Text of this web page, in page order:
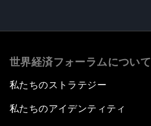
世界経済フォーラムについて
私たちのストラテジー
私たちのアイデンティティ